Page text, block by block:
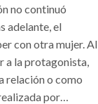
no continuó
adelante, el
con otra mujer. Al
a la protagonista,
relación o como
por…